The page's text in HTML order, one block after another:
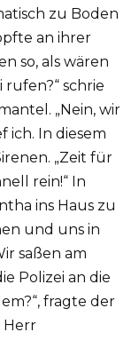
zu Boden
an ihrer
so, als wären
rufen?“ schrie
„Nein, wir
ich. In diesem
„Zeit für
rein!“ In
ins Haus zu
und uns in
saßen am
Polizei an die
fragte der
Herr